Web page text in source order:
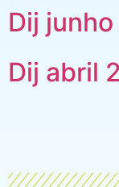
Dij
Dij abril